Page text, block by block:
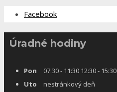
Facebook
Úradné hodiny
Pon 07:30 - 11:30 12:30 - 15:30
Uto nestránkový deň